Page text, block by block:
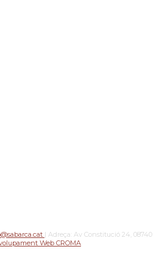
| Adreça: Av Constitució 24, 08740
Web CROMA